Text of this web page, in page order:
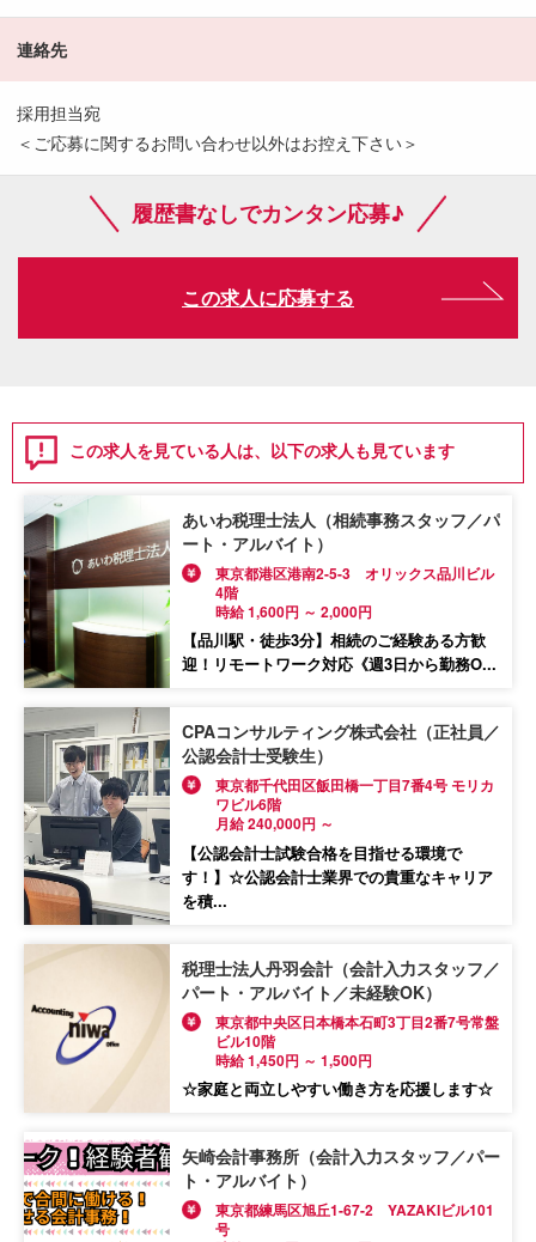
連絡先
採用担当宛
＜ご応募に関するお問い合わせ以外はお控え下さい＞
履歴書なしでカンタン応募♪
この求人に応募する
この求人を見ている人は、以下の求人も見ています
あいわ税理士法人（相続事務スタッフ／パ
ート・アルバイト）
東京都港区港南2-5-3 オリックス品川ビル
4階
時給 1,600円 ～ 2,000円
【品川駅・徒歩3分】相続のご経験ある方歓
迎！リモートワーク対応《週3日から勤務O...
CPAコンサルティング株式会社（正社員／
公認会計士受験生）
東京都千代田区飯田橋一丁目7番4号 モリカ
ワビル6階
月給 240,000円 ～
【公認会計士試験合格を目指せる環境で
す！】☆公認会計士業界での貴重なキャリア
を積...
税理士法人丹羽会計（会計入力スタッフ／
パート・アルバイト／未経験OK）
東京都中央区日本橋本石町3丁目2番7号常盤
ビル10階
時給 1,450円 ～ 1,500円
☆家庭と両立しやすい働き方を応援します☆
矢崎会計事務所（会計入力スタッフ／パー
ト・アルバイト）
東京都練馬区旭丘1-67-2 YAZAKIビル101
号